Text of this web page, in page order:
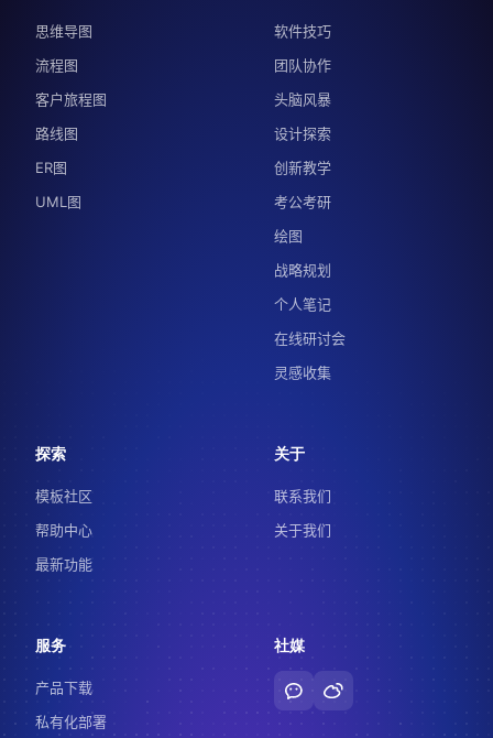
思维导图
流程图
客户旅程图
路线图
ER图
UML图
软件技巧
团队协作
头脑风暴
设计探索
创新教学
考公考研
绘图
战略规划
个人笔记
在线研讨会
灵感收集
探索
模板社区
帮助中心
最新功能
关于
联系我们
关于我们
服务
产品下载
私有化部署
社媒